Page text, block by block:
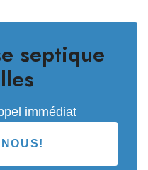
septique
immédiat